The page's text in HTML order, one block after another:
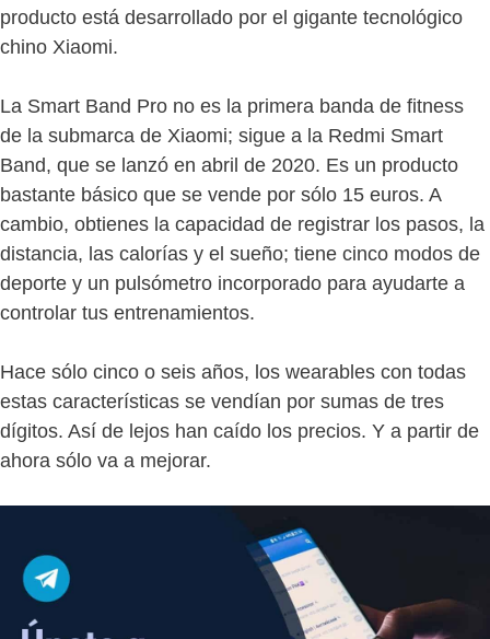
producto está desarrollado por el gigante tecnológico
chino Xiaomi.
La Smart Band Pro no es la primera banda de fitness
de la submarca de Xiaomi; sigue a la Redmi Smart
Band, que se lanzó en abril de 2020. Es un producto
bastante básico que se vende por sólo 15 euros. A
cambio, obtienes la capacidad de registrar los pasos, la
distancia, las calorías y el sueño; tiene cinco modos de
deporte y un pulsómetro incorporado para ayudarte a
controlar tus entrenamientos.
Hace sólo cinco o seis años, los wearables con todas
estas características se vendían por sumas de tres
dígitos. Así de lejos han caído los precios. Y a partir de
ahora sólo va a mejorar.